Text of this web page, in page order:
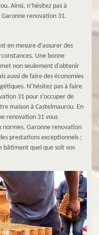
Ainsi, n’hésitez pas à
renovation 31.
en mesure d’assurer des
Une bonne
non seulement d'obtenir
aussi de faire des économies
N’hésitez pas à faire
31 pour s’occuper de
maison à Castelmaurou. En
renovation 31 vous
normes. Garonne renovation
prestations exceptionnels ;
bâtiment quel que soit vos